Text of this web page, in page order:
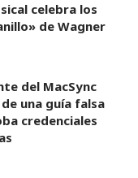
celebra los
de Wagner
del MacSync
una guía falsa
credenciales